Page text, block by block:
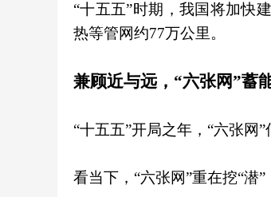
“十五五”时期，我国将加快
热等管网约77万公里。
兼顾近与远，“六张网”蓄
“十五五”开局之年，“六张网
看当下，“六张网”重在挖“潜